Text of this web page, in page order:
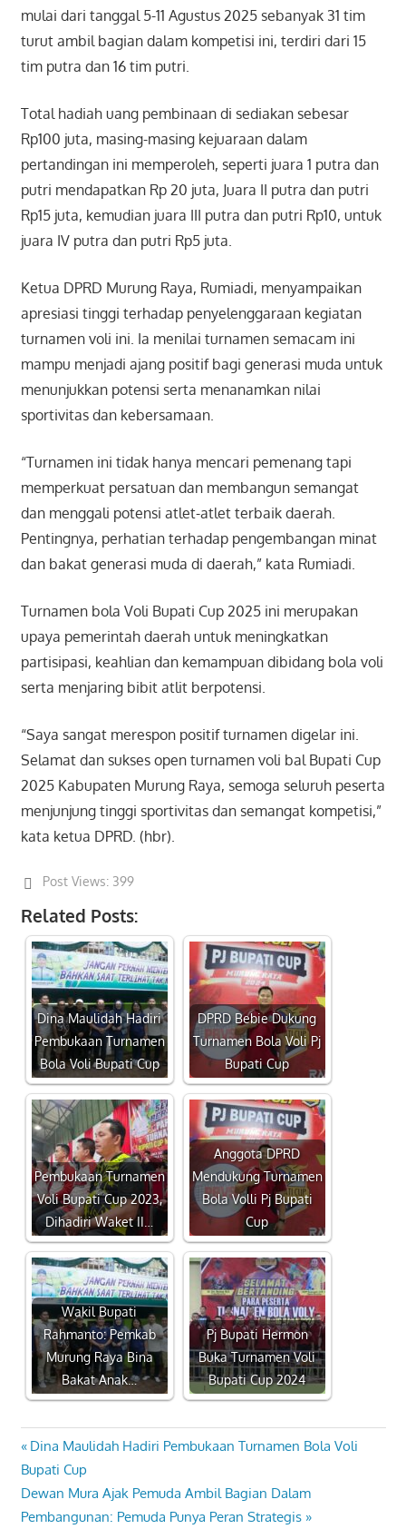
mulai dari tanggal 5-11 Agustus 2025 sebanyak 31 tim
turut ambil bagian dalam kompetisi ini, terdiri dari 15
tim putra dan 16 tim putri.
Total hadiah uang pembinaan di sediakan sebesar
Rp100 juta, masing-masing kejuaraan dalam
pertandingan ini memperoleh, seperti juara 1 putra dan
putri mendapatkan Rp 20 juta, Juara II putra dan putri
Rp15 juta, kemudian juara III putra dan putri Rp10, untuk
juara IV putra dan putri Rp5 juta.
Ketua DPRD Murung Raya, Rumiadi, menyampaikan
apresiasi tinggi terhadap penyelenggaraan kegiatan
turnamen voli ini. Ia menilai turnamen semacam ini
mampu menjadi ajang positif bagi generasi muda untuk
menunjukkan potensi serta menanamkan nilai
sportivitas dan kebersamaan.
“Turnamen ini tidak hanya mencari pemenang tapi
memperkuat persatuan dan membangun semangat
dan menggali potensi atlet-atlet terbaik daerah.
Pentingnya, perhatian terhadap pengembangan minat
dan bakat generasi muda di daerah,” kata Rumiadi.
Turnamen bola Voli Bupati Cup 2025 ini merupakan
upaya pemerintah daerah untuk meningkatkan
partisipasi, keahlian dan kemampuan dibidang bola voli
serta menjaring bibit atlit berpotensi.
“Saya sangat merespon positif turnamen digelar ini.
Selamat dan sukses open turnamen voli bal Bupati Cup
2025 Kabupaten Murung Raya, semoga seluruh peserta
menjunjung tinggi sportivitas dan semangat kompetisi,”
kata ketua DPRD. (hbr).
Post Views: 399
Related Posts:
Dina Maulidah Hadiri
Pembukaan Turnamen
Bola Voli Bupati Cup
DPRD Bebie Dukung
Turnamen Bola Voli Pj
Bupati Cup
Pembukaan Turnamen
Voli Bupati Cup 2023,
Dihadiri Waket II…
Anggota DPRD
Mendukung Turnamen
Bola Volli Pj Bupati
Cup
Wakil Bupati
Rahmanto: Pemkab
Murung Raya Bina
Bakat Anak…
Pj Bupati Hermon
Buka Turnamen Voli
Bupati Cup 2024
Navigasi
pos
Previous
Post:
Dina Maulidah Hadiri Pembukaan Turnamen Bola Voli
Bupati Cup
Next
Post:
Dewan Mura Ajak Pemuda Ambil Bagian Dalam
Pembangunan: Pemuda Punya Peran Strategis